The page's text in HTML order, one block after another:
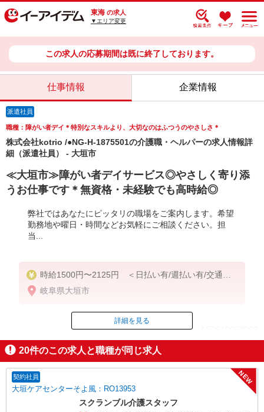
東海 の求人
▼エリア変更
この求人の応募期間は既に終了しております。
仕事情報 企業情報
派遣社員
職種：障がい者デイ＊特別なスキルより、大切なのはふつうのやさしさ＊
株式会社kotrio /●NG-H-1875501の介護職・ヘルパーの求人情報詳
細（派遣社員） - 大垣市
≪大垣市≫障がい者デイサービス◎やさしく寄り添
うお仕事です＊無資格・未経験でも高時給◎
弊社ではあなたにピッタリの職場をご案内します。希望
勤務地や曜日・時間などお気軽にご相談ください。担
当...
時給1500円〜2125円 ＜日払い有/週払い有/交通費
全支給(ガソリン代含む)＞
岐阜県大垣市
ID：AE0610058092
掲載期間終了
詳細を見る
20件のこの求人と職種が同じ求人
契約社員
大垣ケアセンターそよ風：RO13953
NEW
スクランブル介護スタッフ